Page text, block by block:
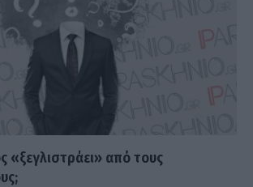
«ξεγλιστράει» από τους